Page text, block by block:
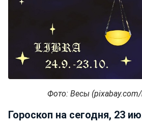
Фото: Весы
Гороскоп на сегодня, 23